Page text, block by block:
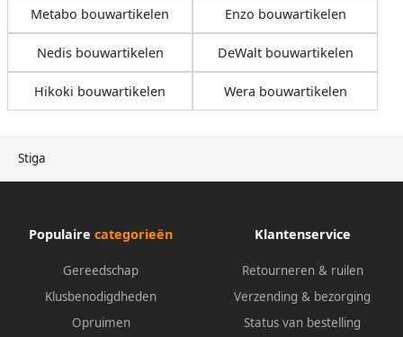
Stiga
Metabo bouwartikelen Enzo bouwartikelen
Nedis bouwartikelen DeWalt bouwartikelen
Hikoki bouwartikelen Wera bouwartikelen
Populaire categorieën
Gereedschap
Klusbenodigdheden
Opruimen
Klantenservice
Retourneren & ruilen
Verzending & bezorging
Status van bestelling